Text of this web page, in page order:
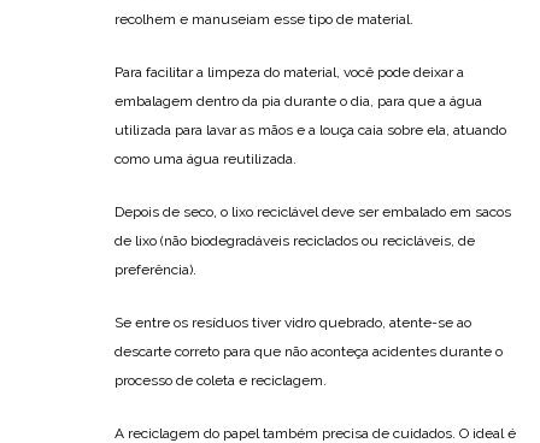
recolhem e manuseiam esse tipo de material.
Para facilitar a limpeza do material, você pode deixar a
embalagem dentro da pia durante o dia, para que a água
utilizada para lavar as mãos e a louça caia sobre ela, atuando
como uma água reutilizada.
Depois de seco, o lixo reciclável deve ser embalado em sacos
de lixo (não biodegradáveis reciclados ou recicláveis, de
preferência).
Se entre os resíduos tiver vidro quebrado, atente-se ao
descarte correto para que não aconteça acidentes durante o
processo de coleta e reciclagem.
A reciclagem do papel também precisa de cuidados. O ideal é